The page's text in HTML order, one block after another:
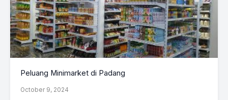
Peluang Minimarket di Padang
October 9, 2024